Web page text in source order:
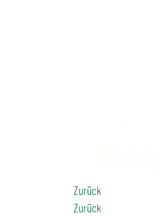
Zurück
Zurück